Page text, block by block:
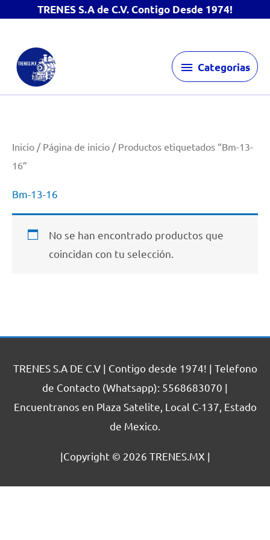
TRENES S.A de C.V. Contigo Desde 1974!
contenido
Categorias
Categorias
Inicio / Página de inicio / Productos etiquetados “Bm-13-
16”
Bm-13-16
No se han encontrado productos que
coincidan con tu selección.
TRENES S.A DE C.V | Contigo desde 1974! | Telefono
de Contacto (Whatsapp): 5568683070 |
Encuentranos en Plaza Satelite, Local C-137, Estado
de Mexico.
|Copyright © 2026 TRENES.MX |